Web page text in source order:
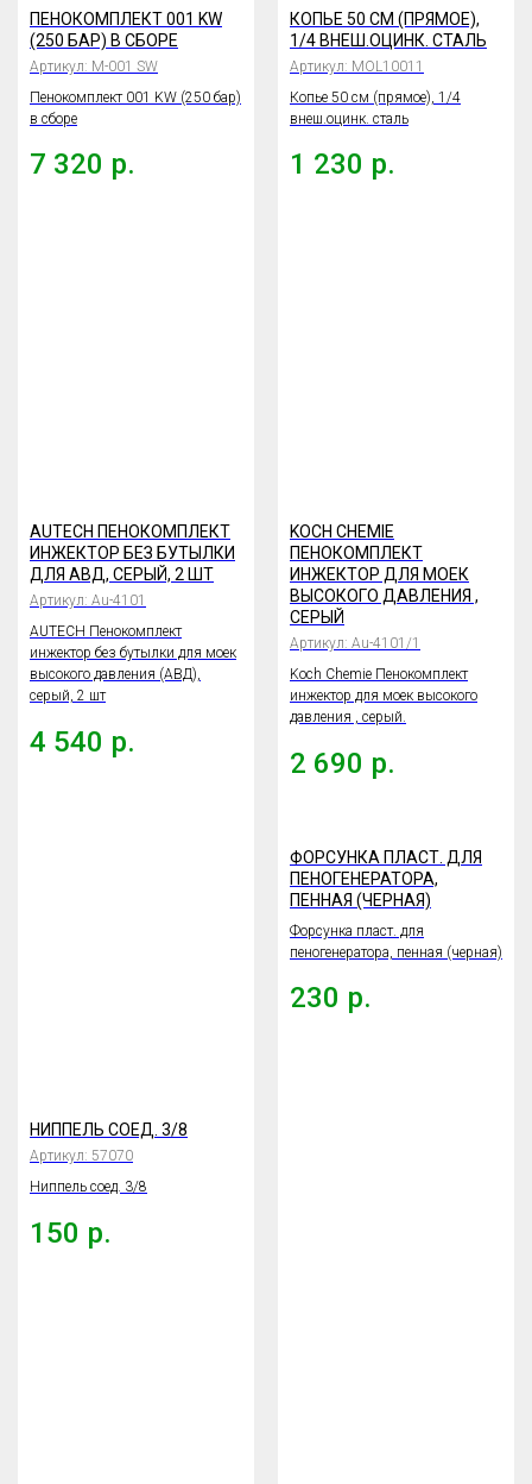
ПЕНОКОМПЛЕКТ 001 KW
(250 БАР) В СБОРЕ
Артикул: M-001 SW
Пенокомплект 001 KW (250 бар)
в сборе
7 320 р.
КОПЬЕ 50 СМ (ПРЯМОЕ),
1/4 ВНЕШ.ОЦИНК. СТАЛЬ
Артикул: MOL10011
Копье 50 см (прямое), 1/4
внеш.оцинк. сталь
1 230 р.
AUTECH ПЕНОКОМПЛЕКТ
ИНЖЕКТОР БЕЗ БУТЫЛКИ
ДЛЯ АВД, СЕРЫЙ, 2 ШТ
Артикул: Au-4101
AUTECH Пенокомплект
инжектор без бутылки для моек
высокого давления (АВД),
серый, 2 шт
4 540 р.
KOCH CHEMIE
ПЕНОКОМПЛЕКТ
ИНЖЕКТОР ДЛЯ МОЕК
ВЫСОКОГО ДАВЛЕНИЯ ,
СЕРЫЙ
Артикул: Au-4101/1
Koch Chemie Пенокомплект
инжектор для моек высокого
давления , серый.
2 690 р.
НИППЕЛЬ СОЕД. 3/8
Артикул: 57070
Ниппель соед. 3/8
150 р.
ФОРСУНКА ПЛАСТ. ДЛЯ
ПЕНОГЕНЕРАТОРА,
ПЕННАЯ (ЧЕРНАЯ)
Форсунка пласт. для
пеногенератора, пенная (черная)
230 р.